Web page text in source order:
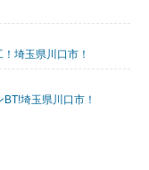
埼玉県川口市！
埼玉県川口市！